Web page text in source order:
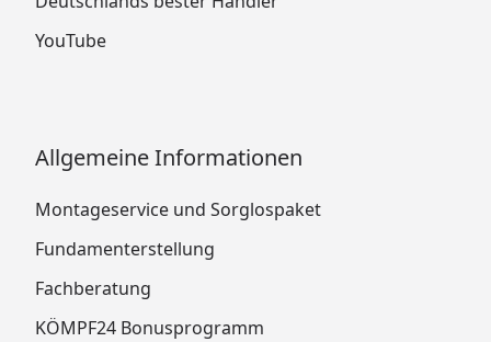
YouTube
Allgemeine Informationen
Montageservice und Sorglospaket
Fundamenterstellung
Fachberatung
KÖMPF24 Bonusprogramm